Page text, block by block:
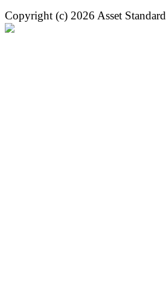
Copyright (c) 2026 Asset Standard